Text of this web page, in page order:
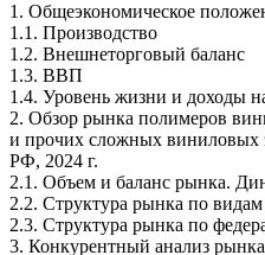
1. Общеэкономическое
1.1. Производство
1.2. Внешнеторговый баланс
1.3. ВВП
1.4. Уровень жизни и доходы
2. Обзор рынка полимеров
и прочих сложных виниловых
РФ, 2024 г.
2.1. Объем и баланс рынка.
2.2. Структура рынка по видам
2.3. Структура рынка по
3. Конкурентный анализ